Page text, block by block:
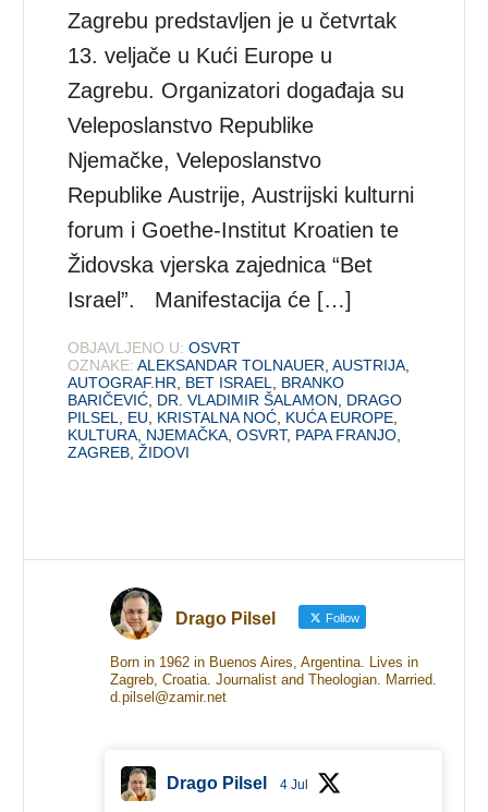
Zagrebu predstavljen je u četvrtak
13. veljače u Kući Europe u
Zagrebu. Organizatori događaja su
Veleposlanstvo Republike
Njemačke, Veleposlanstvo
Republike Austrije, Austrijski kulturni
forum i Goethe-Institut Kroatien te
Židovska vjerska zajednica “Bet
Israel”. Manifestacija će […]
OBJAVLJENO U: OSVRT
OZNAKE: ALEKSANDAR TOLNAUER,AUSTRIJA,
AUTOGRAF.HR, BET ISRAEL, BRANKO
BARIČEVIĆ, DR. VLADIMIR ŠALAMON, DRAGO
PILSEL, EU, KRISTALNA NOĆ, KUĆA EUROPE,
KULTURA, NJEMAČKA,OSVRT, PAPA FRANJO,
ZAGREB,ŽIDOVI
Drago Pilsel Follow
Born in 1962 in Buenos Aires, Argentina. Lives in
Zagreb, Croatia. Journalist and Theologian. Married.
d.pilsel@zamir.net
Drago Pilsel 4 Jul